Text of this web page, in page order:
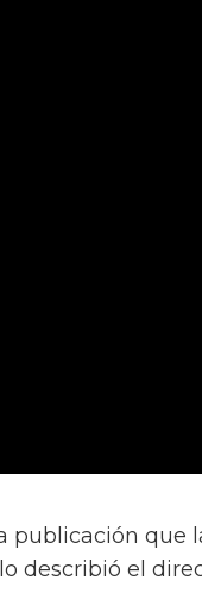
publicación que
describió el